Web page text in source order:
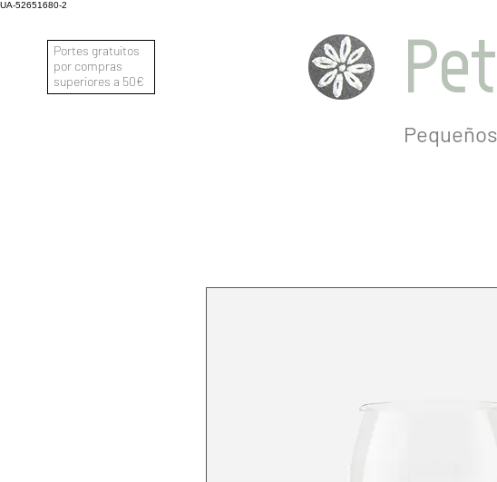
UA-52651680-2
Portes gratuitos
por compras
superiores a 50€